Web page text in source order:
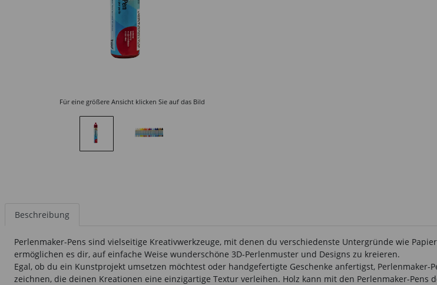
Für eine größere Ansicht klicken Sie auf das Bild
Beschreibung
Perlenmaker-Pens sind vielseitige Kreativwerkzeuge, mit denen du verschiedenste Untergründe wie
ermöglichen es dir, auf einfache Weise wunderschöne 3D-Perlenmuster und Designs zu kreieren.
Egal, ob du ein Kunstprojekt umsetzen möchtest oder handgefertigte Geschenke anfertigst,
zeichnen, die deinen Kreationen eine einzigartige Textur verleihen. Holz kann mit den Perlenmaker-